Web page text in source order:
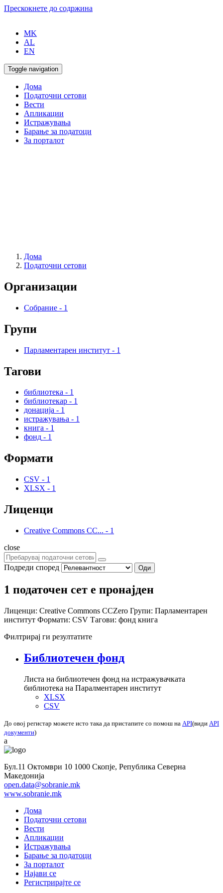
Прескокнете до содржина
MK
AL
EN
Toggle navigation
Дома
Податочни сетови
Вести
Апликации
Истражувања
Барање за податоци
За порталот
Дома
Податочни сетови
Организации
Собрание - 1
Групи
Парламентарен институт - 1
Тагови
библиотека - 1
библиотекар - 1
донација - 1
истражувања - 1
книга - 1
фонд - 1
Формати
CSV - 1
XLSX - 1
Лиценци
Creative Commons CC... - 1
close
Подреди според Оди
1 податочен сет е пронајден
Лиценци: Creative Commons CCZero Групи: Парламентарен
институт Формати: CSV Тагови: фонд книга
Филтрирај ги резултатите
Библиотечен фонд
Листа на библиотечен фонд на истражувачката
библиотека на Паралментарен институт
XLSX
CSV
До овој регистар можете исто така да пристапите со помош на API(види API
документи)
a
Бул.11 Октомври 10 1000 Скопје, Република Северна
Македонија
open.data@sobranie.mk
www.sobranie.mk
Дома
Податочни сетови
Вести
Апликации
Истражувања
Барање за податоци
За порталот
Најави се
Регистрирајте се